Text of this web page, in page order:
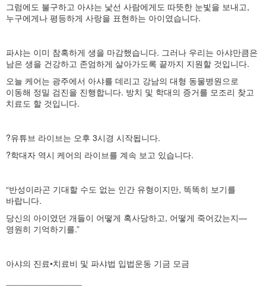
그럼에도 불구하고 아샤는 낯선 사람에게도 따뜻한 눈빛을 보내고,
누구에게나 평등하게 사랑을 표현하는 아이였습니다.
파샤는 이미 참혹하게 생을 마감했습니다. 그러나 우리는 아샤만큼은
남은 생을 건강하고 존엄하게 살아가도록 끝까지 지원할 것입니다.
오늘 케어는 광주에서 아샤를 데리고 강남의 대형 동물병원으로
이동해 정밀 검진을 진행합니다. 방치 및 학대의 증거를 모조리 찾고
치료도 할 것입니다.
?유튜브 라이브는 오후 3시경 시작됩니다.
?학대자 역시 케어의 라이브를 계속 보고 있습니다.
“반성이라곤 기대할 수도 없는 인간 유형이지만, 똑똑히 보기를
바랍니다.
당신의 아이였던 개들이 어떻게 혹사당하고, 어떻게 죽어갔는지—
영원히 기억하기를.”
아샤의 진료•치료비 및 파샤법 입법운동 기금 모금